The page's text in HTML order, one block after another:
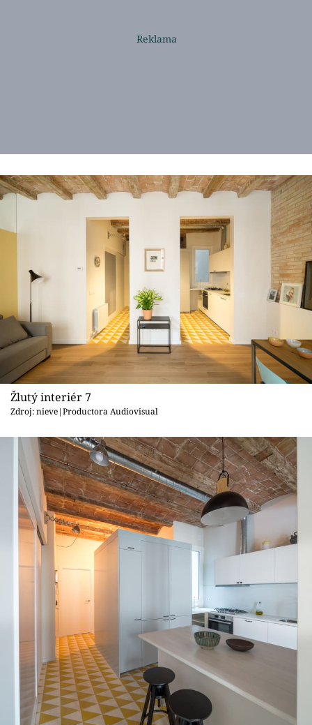
Žlutý interiér 7
Zdroj: nieve|Productora Audiovisual